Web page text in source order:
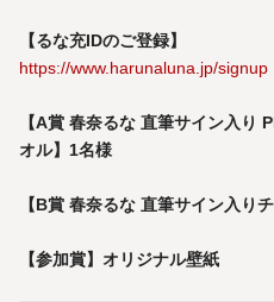
【るな充IDのご登録】
https://www.harunaluna.jp/signup
【A賞 春奈るな 直筆サイン入
オル​】1名様
【B賞 春奈るな 直筆サイン入り
【参加賞】オリジナル壁紙